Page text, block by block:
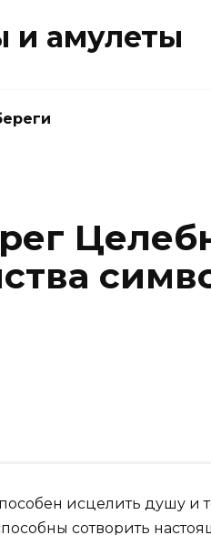
и амулеты
исцелить душу и
сотворить